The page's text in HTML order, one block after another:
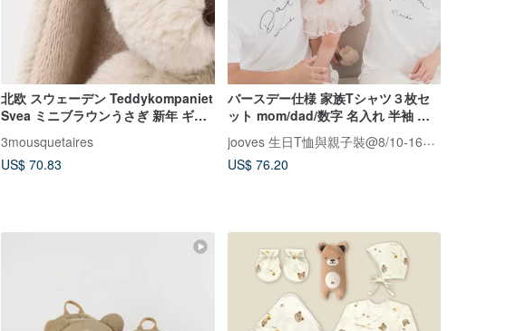
北欧 スウェーデン Teddykompaniet
Svea ミニブラウンうさぎ 新年 ギフ
3mousquetaires
US$ 70.83
バースデー仕様 家族Tシャツ３枚セ
ット mom/dad/数字 名入れ 半袖 フ
ァミリーTシャツ 親子Tシャツ 誕生
日
jooves 生日T恤與親子裝@8/10-16公休
US$ 76.20